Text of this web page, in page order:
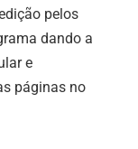
pelos
dando a
e
páginas no